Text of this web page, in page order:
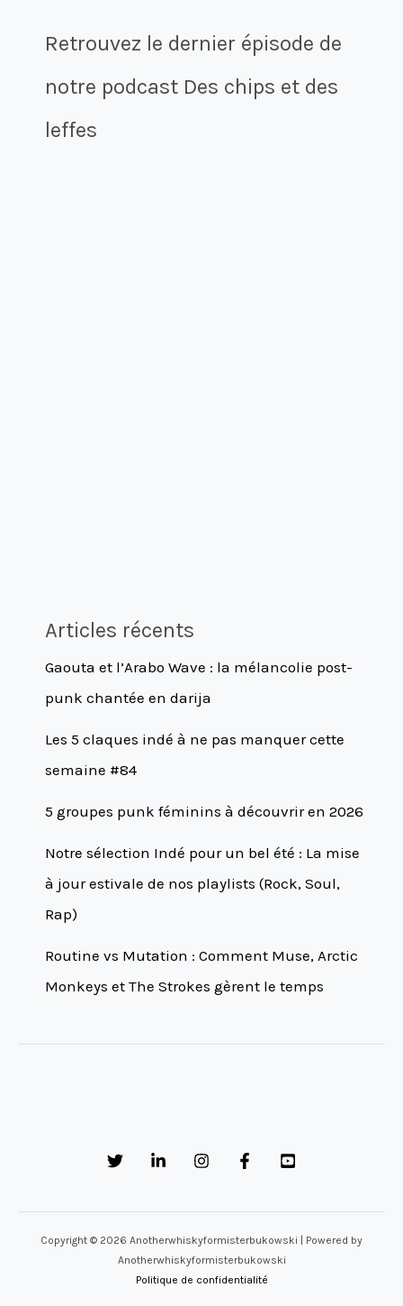
Retrouvez le dernier épisode de
notre podcast Des chips et des
leffes
Articles récents
Gaouta et l’Arabo Wave : la mélancolie post-
punk chantée en darija
Les 5 claques indé à ne pas manquer cette
semaine #84
5 groupes punk féminins à découvrir en 2026
Notre sélection Indé pour un bel été : La mise
à jour estivale de nos playlists (Rock, Soul,
Rap)
Routine vs Mutation : Comment Muse, Arctic
Monkeys et The Strokes gèrent le temps
Copyright © 2026 Anotherwhiskyformisterbukowski | Powered by
Anotherwhiskyformisterbukowski
Politique de confidentialité